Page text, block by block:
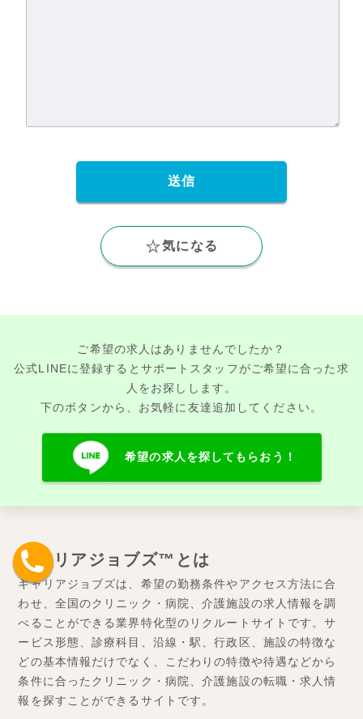
気になる
ご希望の求人はありませんでしたか？
公式LINEに登録するとサポートスタッフがご希望に合った求
人をお探しします。
下のボタンから、お気軽に友達追加してください。
希望の求人を探してもらおう！
キャリアジョブズ™とは
キャリアジョブズは、希望の勤務条件やアクセス方法に合
わせ、全国のクリニック・病院、介護施設の求人情報を調
べることができる業界特化型のリクルートサイトです。サ
ービス形態、診療科目、沿線・駅、行政区、施設の特徴な
どの基本情報だけでなく、こだわりの特徴や待遇などから
条件に合ったクリニック・病院、介護施設の転職・求人情
報を探すことができるサイトです。